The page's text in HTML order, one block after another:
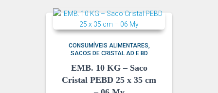
CONSUMÍVEIS ALIMENTARES
SACOS DE CRISTAL AD E BD
EMB. 10 KG – Saco
Cristal PEBD 25 x 35 cm